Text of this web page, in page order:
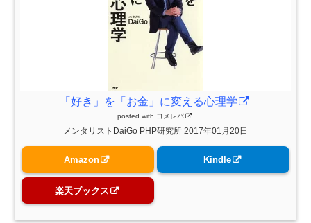
「好き」を「お金」に変える心理学
posted with ヨメレバ
メンタリストDaiGo PHP研究所 2017年01月20日
Amazon Kindle
楽天ブックス